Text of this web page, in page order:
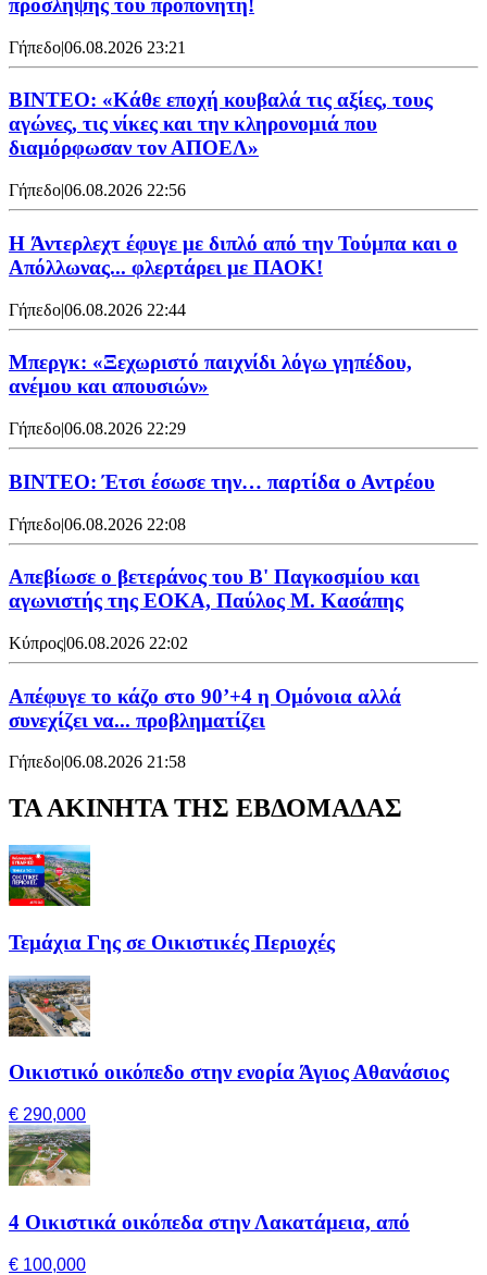
πρόσληψης του προπονητή!
Γήπεδο|06.08.2026 23:21
ΒΙΝΤΕΟ: «Κάθε εποχή κουβαλά τις αξίες, τους
αγώνες, τις νίκες και την κληρονομιά που
διαμόρφωσαν τον ΑΠΟΕΛ»
Γήπεδο|06.08.2026 22:56
H Άντερλεχτ έφυγε με διπλό από την Τούμπα και ο
Απόλλωνας... φλερτάρει με ΠΑΟΚ!
Γήπεδο|06.08.2026 22:44
Μπεργκ: «Ξεχωριστό παιχνίδι λόγω γηπέδου,
ανέμου και απουσιών»
Γήπεδο|06.08.2026 22:29
ΒΙΝΤΕΟ: Έτσι έσωσε την… παρτίδα ο Αντρέου
Γήπεδο|06.08.2026 22:08
Απεβίωσε ο βετεράνος του Β' Παγκοσμίου και
αγωνιστής της ΕΟΚΑ, Παύλος Μ. Κασάπης
Κύπρος|06.08.2026 22:02
Απέφυγε το κάζο στο 90’+4 η Ομόνοια αλλά
συνεχίζει να... προβληματίζει
Γήπεδο|06.08.2026 21:58
ΤΑ ΑΚΙΝΗΤΑ ΤΗΣ ΕΒΔΟΜΑΔΑΣ
Τεμάχια Γης σε Οικιστικές Περιοχές
Οικιστικό οικόπεδο στην ενορία Άγιος Αθανάσιος
€ 290,000
4 Οικιστικά οικόπεδα στην Λακατάμεια, από
€ 100,000